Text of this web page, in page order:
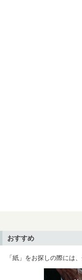
おすすめ
「紙」をお探しの際には